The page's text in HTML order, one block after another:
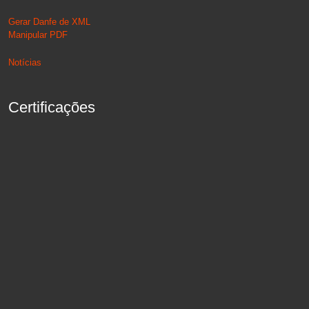
Gerar Danfe de XML
Manipular PDF
Notícias
Certificações